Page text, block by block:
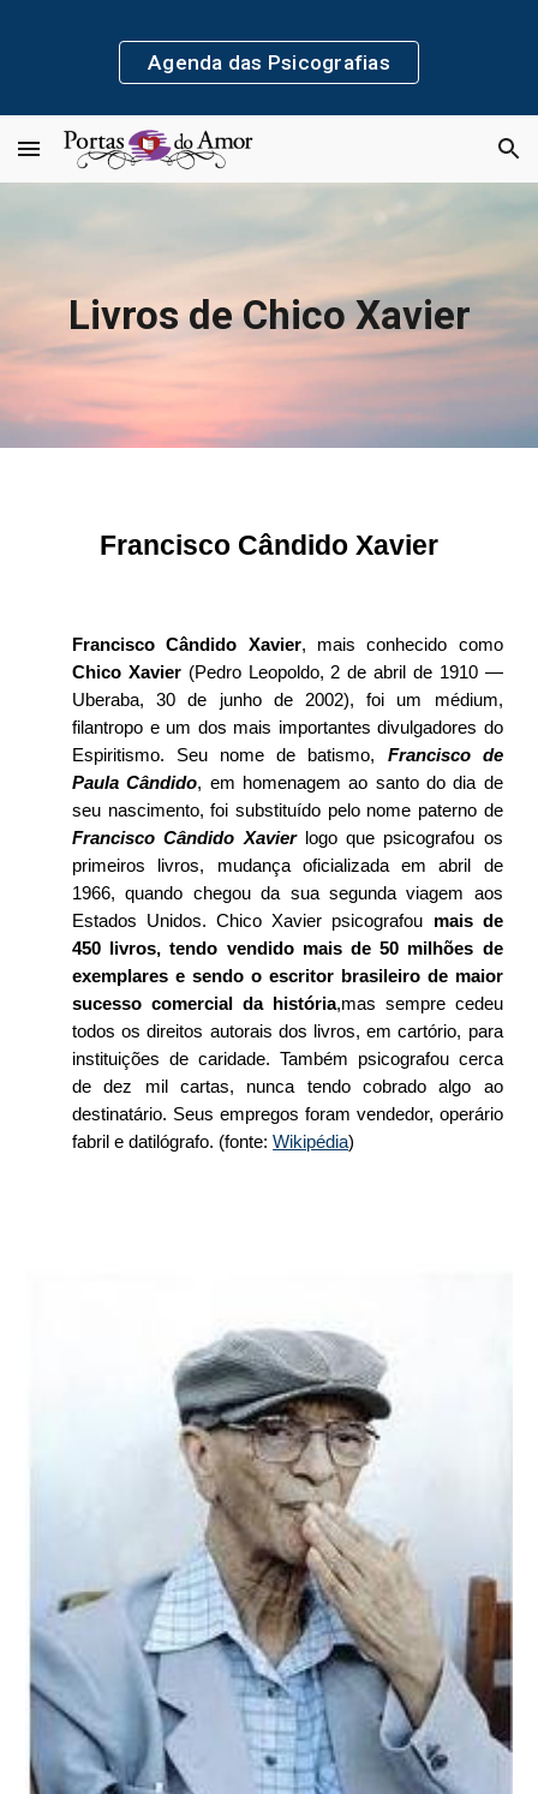
Skip to main content Skip to navigation
Agenda das Psicografias
Livros de Chico Xavier
Francisco Cândido Xavier
Francisco Cândido Xavier, mais conhecido como
Chico Xavier(Pedro Leopoldo, 2 de abril de 1910 —
Uberaba, 30 de junho de 2002), foi um médium,
filantropo e um dos mais importantes divulgadores do
Espiritismo. Seu nome de batismo, Francisco de
Paula Cândido, em homenagem ao santo do dia de
seu nascimento, foi substituído pelo nome paterno de
Francisco Cândido Xavierlogo que psicografou os
primeiros livros, mudança oficializada em abril de
1966, quando chegou da sua segunda viagem aos
Estados Unidos. Chico Xavier psicografou mais de
450 livros, tendo vendido mais de 50 milhões de
exemplares e sendo o escritor brasileiro de maior
sucesso comercial da história,mas sempre cedeu
todos os direitos autorais dos livros, em cartório, para
instituições de caridade. Também psicografou cerca
de dez mil cartas, nunca tendo cobrado algo ao
destinatário. Seus empregos foram vendedor, operário
fabril e datilógrafo. (fonte: Wikipédia)